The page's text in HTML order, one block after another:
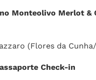
Monteolivo Merlot &
(Flores da
Check-in